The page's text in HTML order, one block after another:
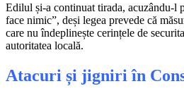
Edilul și-a continuat tirada, acuzându-l
face nimic”, deși legea prevede că
care nu îndeplinește cerințele de
autoritatea locală.
Atacuri și jigniri în